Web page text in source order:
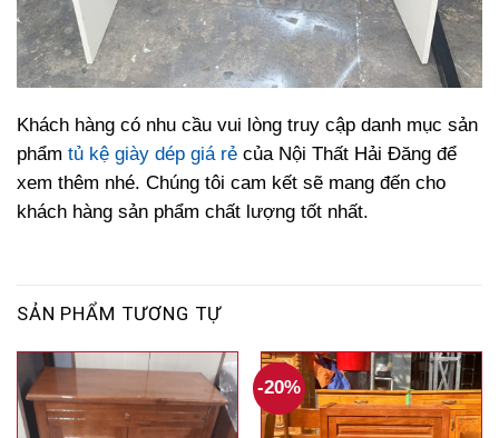
Khách hàng có nhu cầu vui lòng truy cập danh mục sản
phẩm tủ kệ giày dép giá rẻ của Nội Thất Hải Đăng để
xem thêm nhé. Chúng tôi cam kết sẽ mang đến cho
khách hàng sản phẩm chất lượng tốt nhất.
SẢN PHẨM TƯƠNG TỰ
-20%